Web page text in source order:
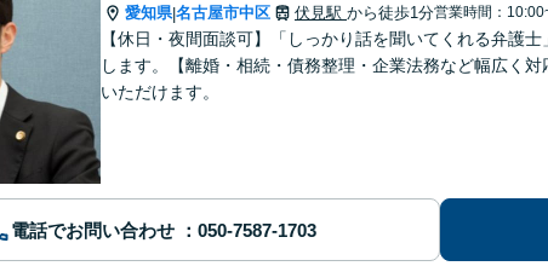
愛知県|名古屋市中区 伏見駅 から徒歩1分営業時間：
【休日・夜間面談可】「しっかり話を聞いてくれる弁護
します。【離婚・相続・債務整理・企業法務など幅広く
いただけます。
電話でお問い合わせ